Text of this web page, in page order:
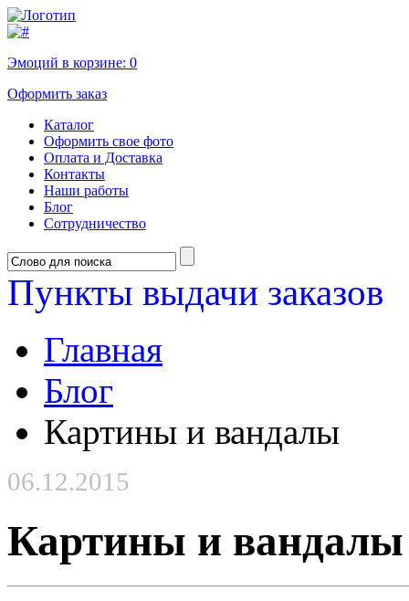
Эмоций в корзине: 0
Оформить заказ
Каталог
Оформить свое фото
Оплата и Доставка
Контакты
Наши работы
Блог
Сотрудничество
Пункты выдачи заказов
Главная
Блог
Картины и вандалы
06.12.2015
Картины и вандалы